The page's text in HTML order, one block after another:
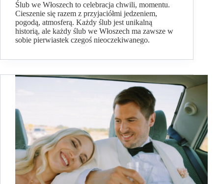
Ślub we Włoszech to celebracja chwili, momentu.
Cieszenie się razem z przyjaciółmi jedzeniem,
pogodą, atmosferą. Każdy ślub jest unikalną
historią, ale każdy ślub we Włoszech ma zawsze w
sobie pierwiastek czegoś nieoczekiwanego.